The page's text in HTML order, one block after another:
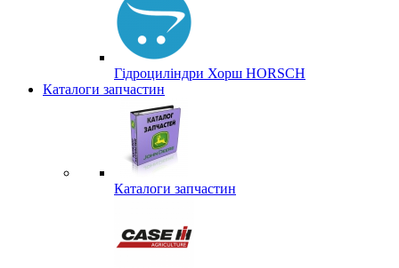
Гідроциліндри Хорш HORSCH
Каталоги запчастин
Каталоги запчастин